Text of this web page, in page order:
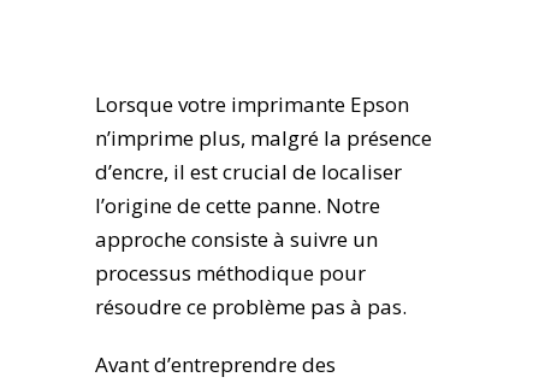
Lorsque votre imprimante Epson
n’imprime plus, malgré la présence
d’encre, il est crucial de localiser
l’origine de cette panne. Notre
approche consiste à suivre un
processus méthodique pour
résoudre ce problème pas à pas.
Avant d’entreprendre des